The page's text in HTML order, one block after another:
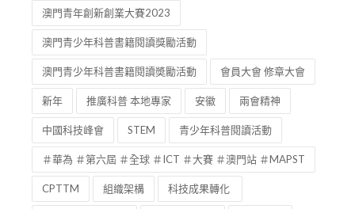
澳門青年創新創業大賽2023
澳門青少年科普書籍閱讀獎勵活動
澳門青少年科普書籍閱讀奬勵活動 會員大會 修章大會
新年 推廣科普 本地專家 安徽 兩會精神
中國科技峰會 STEM 青少年科普閱讀活動
＃華為 ＃第六屆 ＃全球 ＃ICT ＃大賽 ＃澳門站 ＃MAPST
CPTTM 組織架構 科技成果轉化